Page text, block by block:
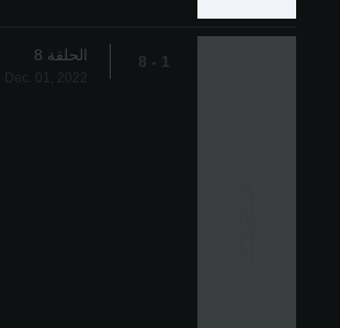
1 - 8 الحلقة 8